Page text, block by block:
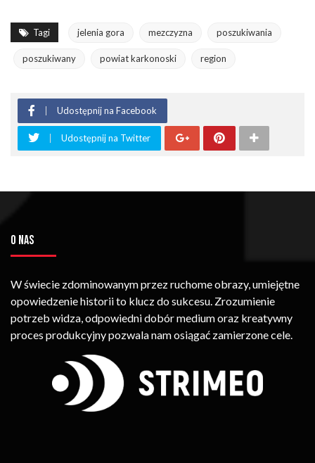
Tagi jelenia gora mezczyzna poszukiwania
poszukiwany powiat karkonoski region
Udostępnij na Facebook
Udostępnij na Twitter
O NAS
W świecie zdominowanym przez ruchome obrazy, umiejętne
opowiedzenie historii to klucz do sukcesu. Zrozumienie
potrzeb widza, odpowiedni dobór medium oraz kreatywny
proces produkcyjny pozwala nam osiągać zamierzone cele.